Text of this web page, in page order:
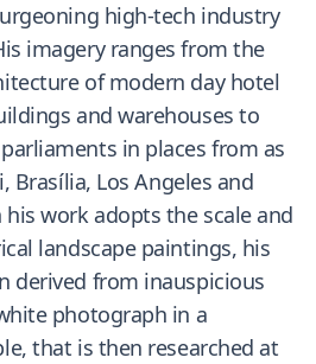
high-tech industry
imagery ranges from the
of modern day hotel
and warehouses to
in places from as
Brasília, Los Angeles and
work adopts the scale and
landscape paintings, his
derived from inauspicious
photograph in a
that is then researched at